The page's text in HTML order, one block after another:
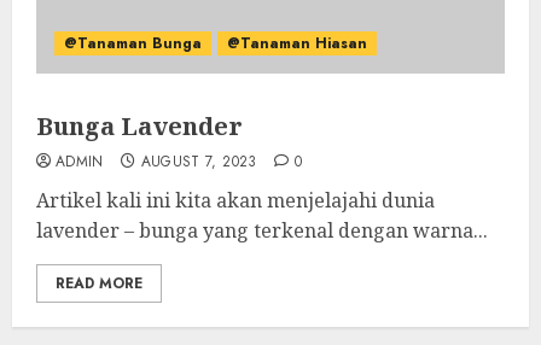
@Tanaman Bunga @Tanaman Hiasan
Bunga Lavender
ADMIN AUGUST 7, 2023 0
Artikel kali ini kita akan menjelajahi dunia
lavender – bunga yang terkenal dengan warna...
READ MORE